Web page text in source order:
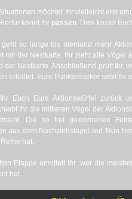
möchtet Ihr vielleicht erst
könnt Ihr passen. Dies kostet
geht so lange bis niemand mehr
mit der Nestkarte. Ihr zieht alle Vögel
der Nestkarte. Anschließend prüft Ihr,
erhaltet. Eure Punktemarker setzt Ihr
Euch Eure Aktionswürfel zurück
Ihr die mittleren Vögel der
Die so frei gewordenen
aus dem Nachziehstapel auf. Nun
hat.
Etappe ermittelt Ihr, wer die
hat.